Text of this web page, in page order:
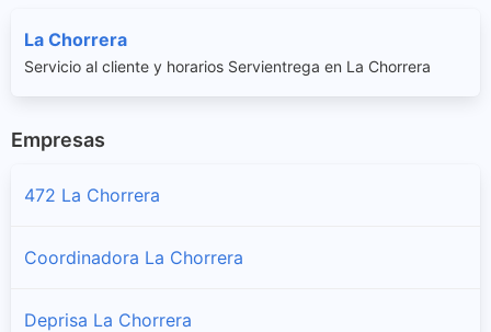
La Chorrera
Servicio al cliente y horarios Servientrega en La Chorrera
Empresas
472 La Chorrera
Coordinadora La Chorrera
Deprisa La Chorrera